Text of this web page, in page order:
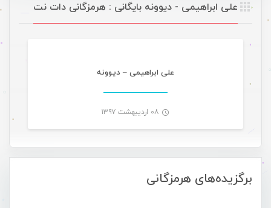
برگزیده‌های هرمزگانی
علی ابراهیمی - دیوونه بایگانی : هرمزگانی دات نت
علی ابراهیمی – دیوونه
۰۸ اردیبهشت ۱۳۹۷